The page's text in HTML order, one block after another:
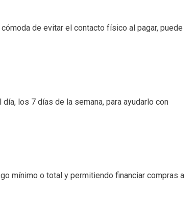
de evitar el contacto físico al pagar, puede
los 7 días de la semana, para ayudarlo con
mínimo o total y permitiendo financiar compras a